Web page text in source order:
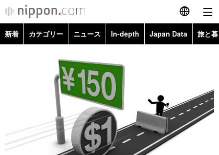
English
Français
Español
政治・外交
経済・ビジネス
トップ
In-depth
新着 カテゴリー ニュース In-depth Japan Data 旅と
経済・ビジネス
社会
People
東京